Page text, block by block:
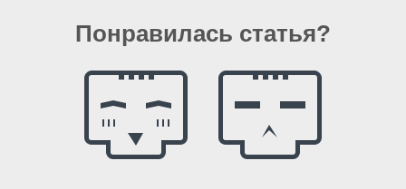
Понравилась статья?